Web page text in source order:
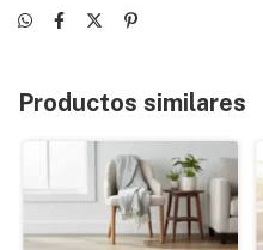
Productos similares